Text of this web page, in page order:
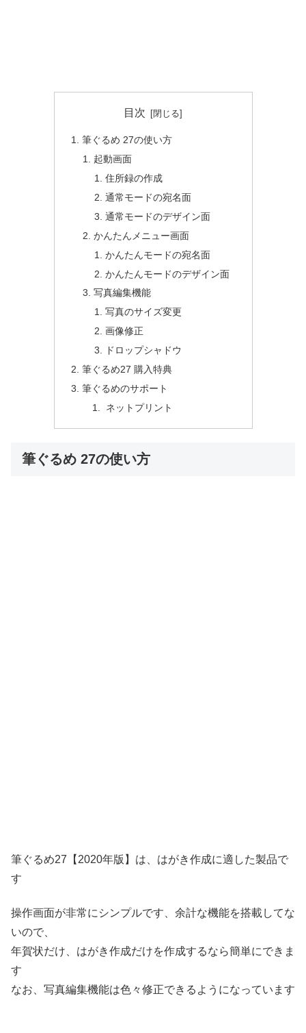
目次
筆ぐるめ 27の使い方
起動画面
住所録の作成
通常モードの宛名面
通常モードのデザイン面
かんたんメニュー画面
かんたんモードの宛名面
かんたんモードのデザイン面
写真編集機能
写真のサイズ変更
画像修正
ドロップシャドウ
筆ぐるめ27 購入特典
筆ぐるめのサポート
ネットプリント
筆ぐるめ 27の使い方
筆ぐるめ27【2020年版】は、はがき作成に適した製品で
す
操作画面が非常にシンプルです、余計な機能を搭載してな
いので、
年賀状だけ、はがき作成だけを作成するなら簡単にできま
す
なお、写真編集機能は色々修正できるようになっています